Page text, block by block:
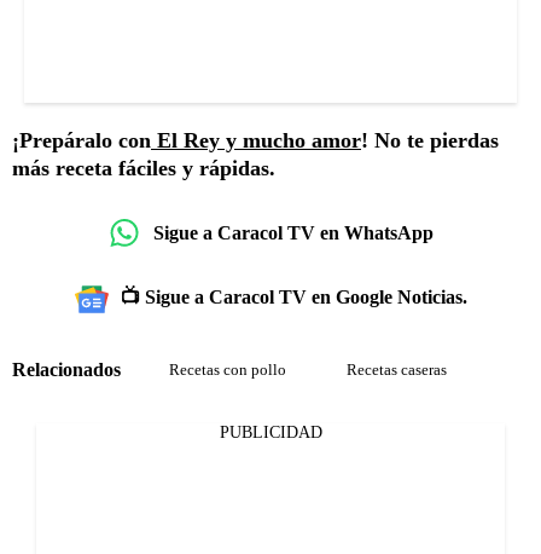
¡Prepáralo con El Rey y mucho amor! No te pierdas
más receta fáciles y rápidas.
Sigue a Caracol TV en WhatsApp
📺 Sigue a Caracol TV en Google Noticias.
Relacionados Recetas con pollo Recetas caseras
PUBLICIDAD